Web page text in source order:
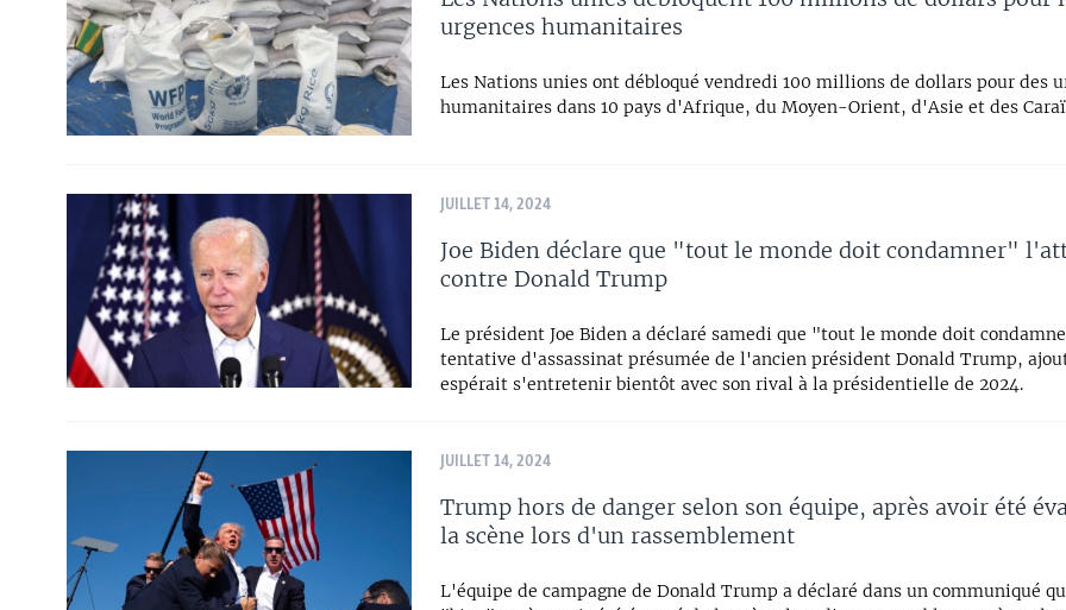
urgences humanitaires
Les Nations unies ont débloqué vendredi 100 millions de dollars pour des
humanitaires dans 10 pays d'Afrique, du Moyen-Orient, d'Asie et des
JUILLET 14, 2024
Joe Biden déclare que "tout le monde doit condamner"
contre Donald Trump
Le président Joe Biden a déclaré samedi que "tout le monde doit
tentative d'assassinat présumée de l'ancien président Donald Trump,
espérait s'entretenir bientôt avec son rival à la présidentielle de 2024.
JUILLET 14, 2024
Trump hors de danger selon son équipe, après avoir été
la scène lors d'un rassemblement
L'équipe de campagne de Donald Trump a déclaré dans un communiqué